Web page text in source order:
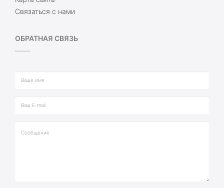
Связаться с нами
ОБРАТНАЯ СВЯЗЬ